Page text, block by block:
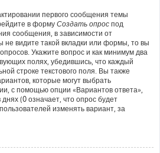
первого сообщения темы
в форму Создать опрос под
сообщения, в зависимости от
не видите такой вкладки или формы, то вы
Укажите вопрос и как минимум два
полях, убедившись, что каждый
строке текстового поля. Вы также
которые могут выбрать
с помощью опции «Вариантов ответа»,
(0 означает, что опрос будет
изменять вариант, за